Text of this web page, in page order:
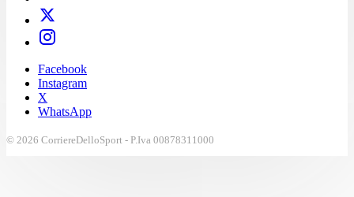
Facebook
Instagram
X
WhatsApp
© 2026 CorriereDelloSport - P.Iva 00878311000